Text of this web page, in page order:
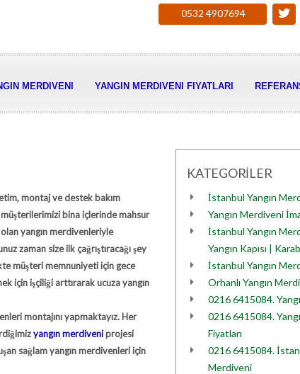
0532 4907694
MERDIVENI YANGIN MERDIVENI FIYATLARI
montaj ve destek bakım
müşterilerimizi bina içlerinde mahsur
yangın merdivenleriyle
zaman size ilk çağrıştıracağı şey
müşteri memnuniyeti için gece
için işçiliği arttırarakucuza yangın
montajını yapmaktayız. Her
yangın merdiveniprojesi
sağlam yangın merdivenleri için
KATEGORİLER
İstanbul Yangın
Yangın Merdiveni
İstanbul Yangın
Yangın Kapısı |
İstanbul Yangın
Orhanlı Yangın
0216 6415084.
0216 6415084.
Fiyatları
0216 6415084.
Merdiveni